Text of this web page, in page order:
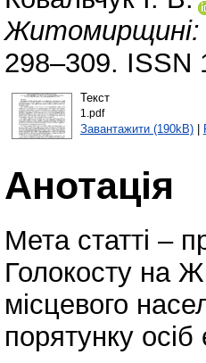
Житомирщині:
298–309. ISSN
Текст
1.pdf
Завантажити (190kB)|
Анотація
Мета статті –
Голокосту на
місцевого
порятунку